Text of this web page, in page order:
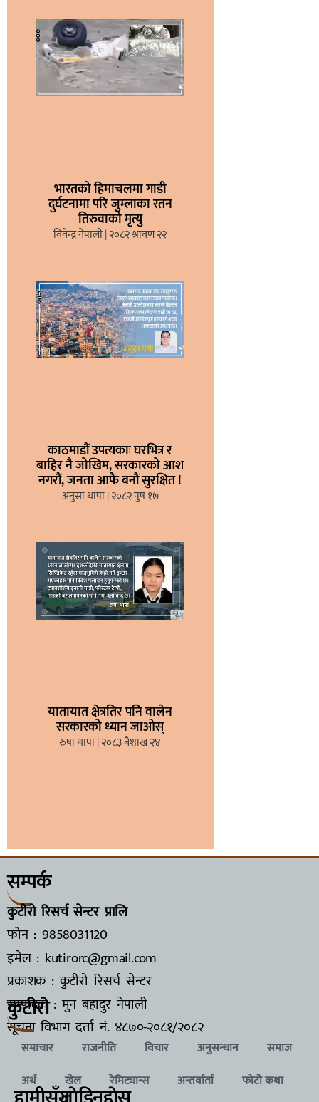
भारतको हिमाचलमा गाडी
दुर्घटनामा परि जुम्लाका रतन
तिरुवाको मृत्यु
विवेन्द्र नेपाली २०८२ श्रावण २२
काठमाडौं उपत्यकाः घरभित्र र
बाहिर नै जोखिम, सरकारको आश
नगरौं, जनता आफैं बनौं सुरक्षित !
अनुसा थापा २०८२ पुष १७
यातायात क्षेत्रतिर पनि वालेन
सरकारको ध्यान जाओस्
रुषा थापा २०८३ बैशाख २४
सम्पर्क
कुटीरो रिसर्च सेन्टर प्रालि
फोन : 9858031120
इमेल : kutirorc@gmail.com
प्रकाशक : कुटीरो रिसर्च सेन्टर
सम्पादक : मुन बहादुर नेपाली
सूचना विभाग दर्ता नं. ४८७०-२०८१/२०८२
कुटीरो
समाचार राजनीति विचार अनुसन्धान
समाज
अर्थ
खेल रेमिट्यान्स अन्तर्वार्ता फोटो कथा